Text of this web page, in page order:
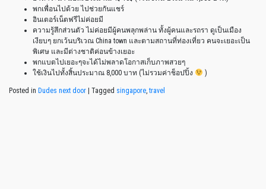
พกเพื่อนไปด้วย ไปช่วยกันแชร์
อินเตอร์เน็ตฟรีไม่ค่อยมี
ความรู้สึกส่วนตัว ไม่ค่อยมีผู้คนพลุกพล่าน ทั้งผู้คนและรถรา ดูเป็นเมือง
เงียบๆ ยกเว้นบริเวณ China town และตามสถานที่ท่องเที่ยว คนจะเยอะเป็น
พิเศษ และมีต่างชาติค่อนข้างเยอะ
พกแบตไปเยอะๆจะได้ไม่พลาดโอกาสเก็บภาพสวยๆ
ใช้เงินไปทั้งสิ้นประมาณ 8,000 บาท (ไม่รวมค่าช็อปปิ้ง
)
Posted in Dudes next door | Tagged singapore travel